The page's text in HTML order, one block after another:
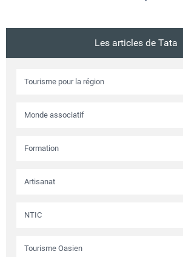
Les articles de Tata
Tourisme pour la région
Monde associatif
Formation
Artisanat
NTIC
Tourisme Oasien